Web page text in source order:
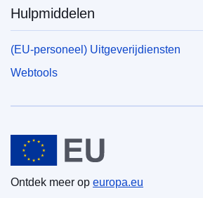
Hulpmiddelen
(EU-personeel) Uitgeverijdiensten
Webtools
Europese Unie
Ontdek meer op europa.eu